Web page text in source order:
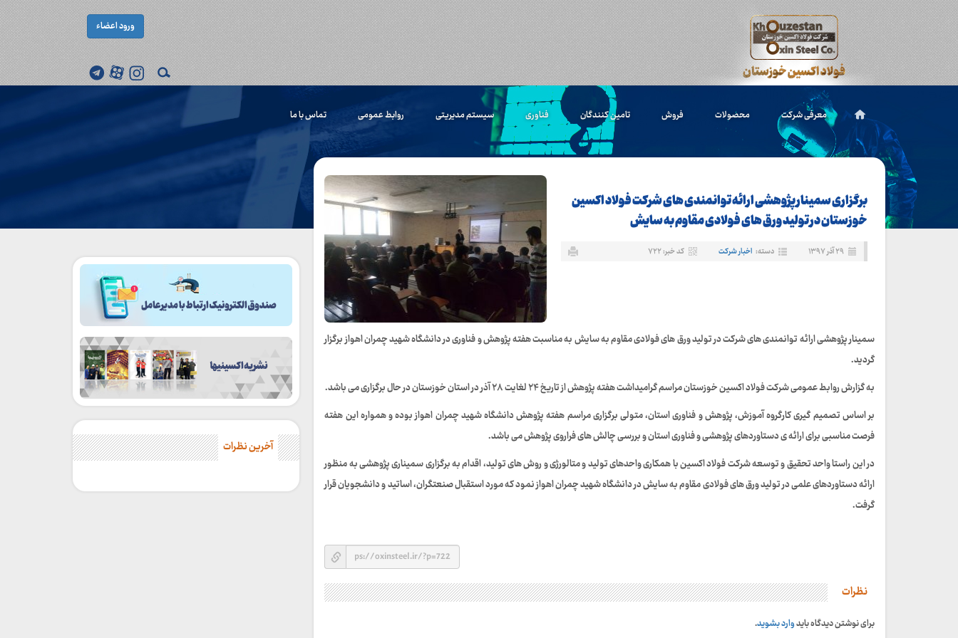
ورود اعضاء
معرفی شرکت محصولات فروش تامین کنندگان فناوری سیستم مدیریتی روابط عمومی تماس با ما
برگزاری سمینار پژوهشی ارائه توانمندی های شرکت فولاد اکسین
خوزستان در تولید ورق های فولادی مقاوم به سایش
۲۹ آذر ۱۳۹۷ دسته: اخبار شرکت کد خبر: ۷۲۲
سمینار پژوهشی ارائه توانمندی های شرکت در تولید ورق های فولادی مقاوم به سایش به مناسبت هفته پژوهش و فناوری در دانشگاه شهید چمران اهواز برگزار
گردید.
به گزارش روابط عمومی شرکت فولاد اکسین خوزستان مراسم گرامیداشت هفته پژوهش از تاریخ ۲۴ لغایت ۲۸ آذر در استان خوزستان در حال برگزاری می باشد.
بر اساس تصمیم گیری کارگروه آموزش، پژوهش و فناوری استان، متولی برگزاری مراسم هفته پژوهش دانشگاه شهید چمران اهواز بوده و همواره این هفته
فرصت مناسبی برای ارائه ی دستاوردهای پژوهشی و فناوری استان و بررسی چالش های فراروی پژوهش می باشد.
در این راستا واحد تحقیق و توسعه شرکت فولاد اکسین با همکاری واحدهای تولید و متالورژی و روش های تولید، اقدام به برگزاری سمیناری پژوهشی به منظور
ارائه دستاوردهای علمی در تولید ورق های فولادی مقاوم به سایش در دانشگاه شهید چمران اهواز نمود که مورد استقبال صنعتگران، اساتید و دانشجویان قرار
گرفت.
نظرات
برای نوشتن دیدگاه بایدوارد بشوید.
آخرین نظرات